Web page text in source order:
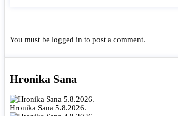
You must be logged in to post a comment.
Hronika Sana
Hronika Sana 5.8.2026.